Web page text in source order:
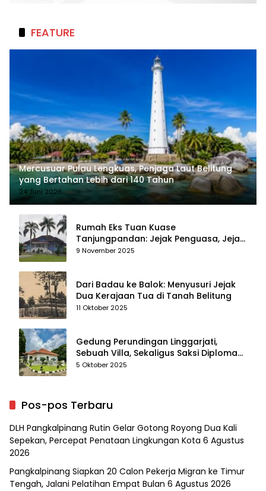
FEATURE
Mercusuar Pulau Lengkuas, Penjaga Laut Belitung
yang Bertahan Lebih dari 140 Tahun
24 Juni 2026
Rumah Eks Tuan Kuase
Tanjungpandan: Jejak Penguasa, Jejak
Kenangan
9 November 2025
Dari Badau ke Balok: Menyusuri Jejak
Dua Kerajaan Tua di Tanah Belitung
11 Oktober 2025
Gedung Perundingan Linggarjati,
Sebuah Villa, Sekaligus Saksi Diplomasi
yang Mengubah Arah Bangsa
5 Oktober 2025
Pos-pos Terbaru
DLH Pangkalpinang Rutin Gelar Gotong Royong Dua Kali
Sepekan, Percepat Penataan Lingkungan Kota 6 Agustus
2026
Pangkalpinang Siapkan 20 Calon Pekerja Migran ke Timur
Tengah, Jalani Pelatihan Empat Bulan 6 Agustus 2026